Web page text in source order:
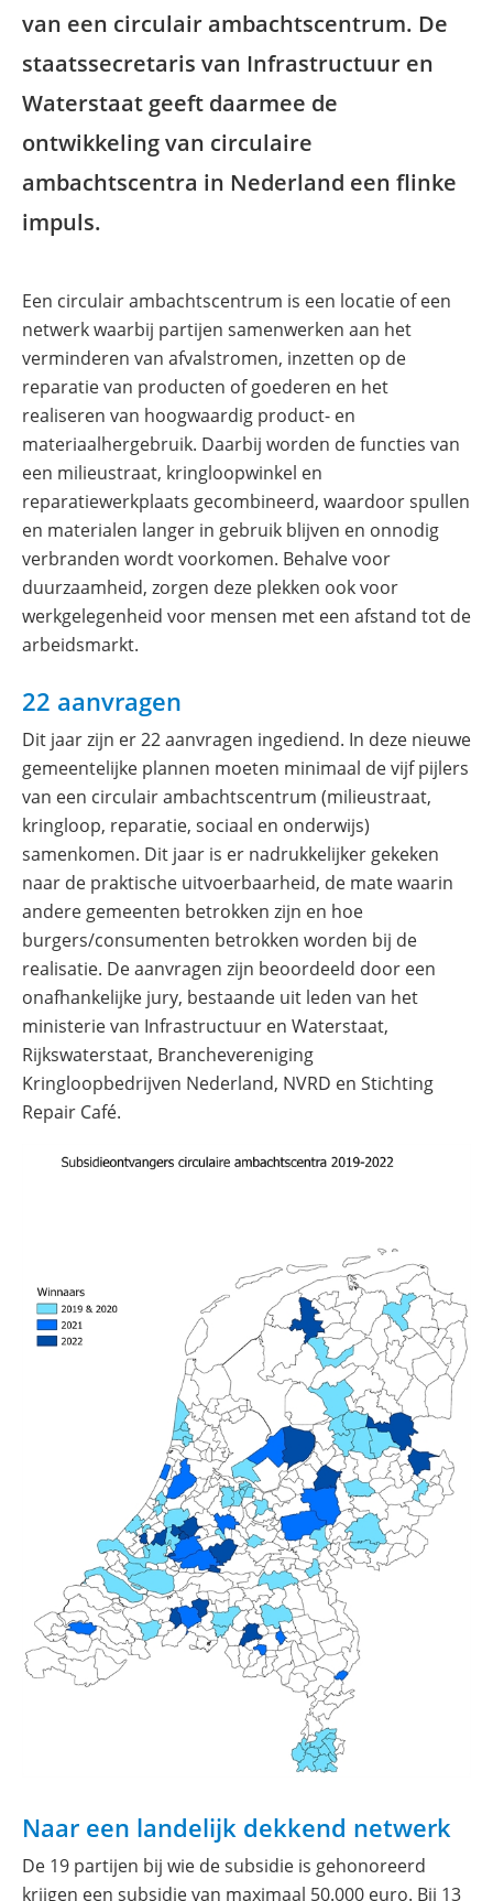
van een circulair ambachtscentrum. De
staatssecretaris van Infrastructuur en
Waterstaat geeft daarmee de
ontwikkeling van circulaire
ambachtscentra in Nederland een flinke
impuls.
Een circulair ambachtscentrum is een locatie of een
netwerk waarbij partijen samenwerken aan het
verminderen van afvalstromen, inzetten op de
reparatie van producten of goederen en het
realiseren van hoogwaardig product- en
materiaalhergebruik. Daarbij worden de functies van
een milieustraat, kringloopwinkel en
reparatiewerkplaats gecombineerd, waardoor spullen
en materialen langer in gebruik blijven en onnodig
verbranden wordt voorkomen. Behalve voor
duurzaamheid, zorgen deze plekken ook voor
werkgelegenheid voor mensen met een afstand tot de
arbeidsmarkt.
22 aanvragen
Dit jaar zijn er 22 aanvragen ingediend. In deze nieuwe
gemeentelijke plannen moeten minimaal de vijf pijlers
van een circulair ambachtscentrum (milieustraat,
kringloop, reparatie, sociaal en onderwijs)
samenkomen. Dit jaar is er nadrukkelijker gekeken
naar de praktische uitvoerbaarheid, de mate waarin
andere gemeenten betrokken zijn en hoe
burgers/consumenten betrokken worden bij de
realisatie. De aanvragen zijn beoordeeld door een
onafhankelijke jury, bestaande uit leden van het
ministerie van Infrastructuur en Waterstaat,
Rijkswaterstaat, Branchevereniging
Kringloopbedrijven Nederland, NVRD en Stichting
Repair Café.
Naar een landelijk dekkend netwerk
De 19 partijen bij wie de subsidie is gehonoreerd
krijgen een subsidie van maximaal 50.000 euro. Bij 13